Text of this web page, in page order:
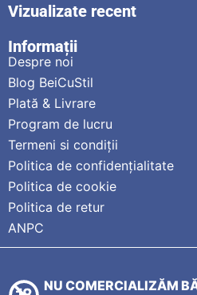
Vizualizate recent
Informații
Despre noi
Blog BeiCuStil
Plată & Livrare
Program de lucru
Termeni si condiții
Politica de confidențialitate
Politica de cookie
Politica de retur
ANPC
NU COMERCIALIZĂM